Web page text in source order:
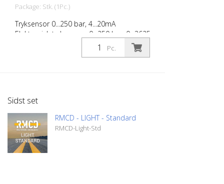
Package: Stk. (1Pc.)
Tryksensor 0...250 bar, 4...20mA
Elektronisk tryksensor; 0...250 bar; 0...3625
psi; 1/4'' udvendigt gevind rAnalogt signal;
4...20 mA DEUTSCH-stik (DT04-3P)
Pc.
Sidst set
RMCD - LIGHT - Standard
RMCD-Light-Std